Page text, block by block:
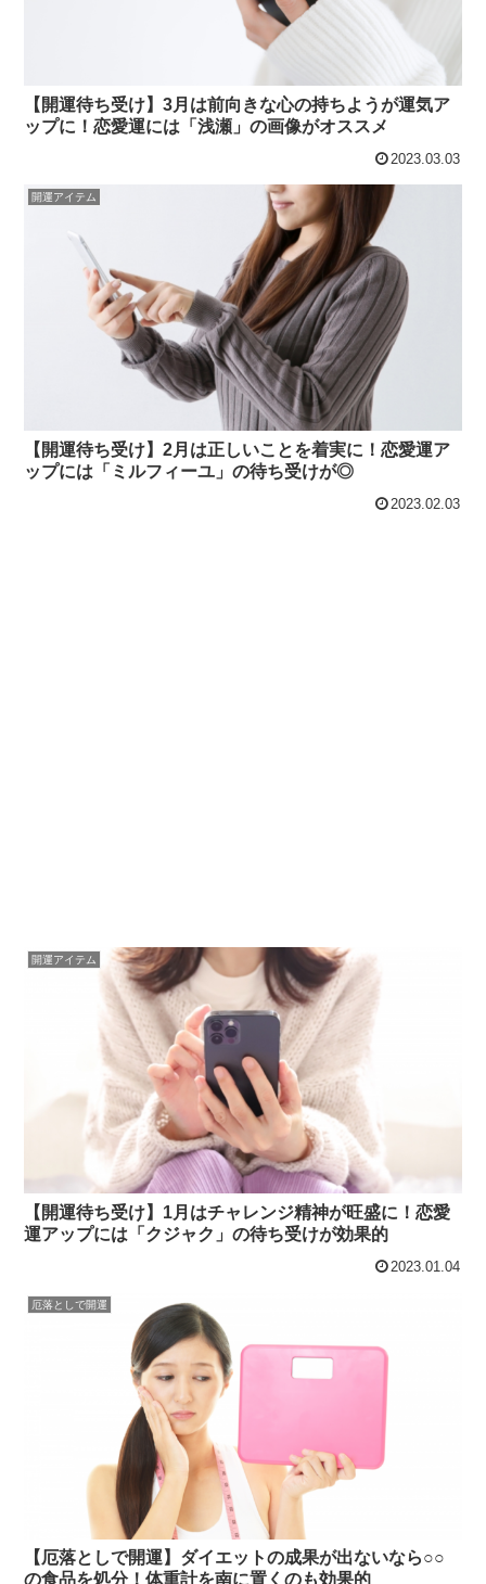
【開運待ち受け】3月は前向きな心の持ちようが運気ア
ップに！恋愛運には「浅瀬」の画像がオススメ
2023.03.03
開運アイテム
【開運待ち受け】2月は正しいことを着実に！恋愛運ア
ップには「ミルフィーユ」の待ち受けが◎
2023.02.03
開運アイテム
【開運待ち受け】1月はチャレンジ精神が旺盛に！恋愛
運アップには「クジャク」の待ち受けが効果的
2023.01.04
厄落としで開運
【厄落としで開運】ダイエットの成果が出ないなら○○
の食品を処分！体重計を南に置くのも効果的